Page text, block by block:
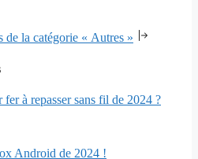
de la catégorie « Autres »
à repasser sans fil de 2024 ?
Android de 2024 !